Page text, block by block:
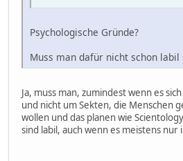
Psychologische Gründe?
Muss man dafür nicht schon labil
Ja, muss man, zumindest wenn es
und nicht um Sekten, die Menschen
wollen und das planen wie
sind labil, auch wenn es meistens